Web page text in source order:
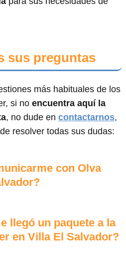
sus preguntas
más habituales de los
si no encuentra aquí la
, no dude en contactarnos,
resolver todas sus dudas:
con Olva
llegó un paquete a la
en Villa El Salvador?